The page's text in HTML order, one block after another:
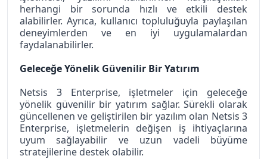
herhangi bir sorunda hızlı ve etkili destek
alabilirler. Ayrıca, kullanıcı topluluğuyla paylaşılan
deneyimlerden ve en iyi uygulamalardan
faydalanabilirler.
Geleceğe Yönelik Güvenilir Bir Yatırım
Netsis 3 Enterprise, işletmeler için geleceğe
yönelik güvenilir bir yatırım sağlar. Sürekli olarak
güncellenen ve geliştirilen bir yazılım olan Netsis 3
Enterprise, işletmelerin değişen iş ihtiyaçlarına
uyum sağlayabilir ve uzun vadeli büyüme
stratejilerine destek olabilir.